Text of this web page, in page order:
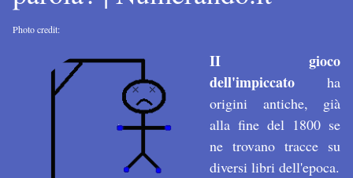
Photo credit:
II gioco
dell'impiccato ha
origini antiche, già
alla fine del 1800 se
ne trovano tracce su
diversi libri dell'epoca.